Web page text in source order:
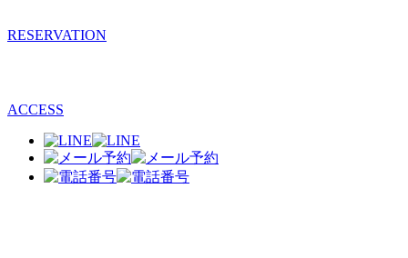
RESERVATION
ACCESS